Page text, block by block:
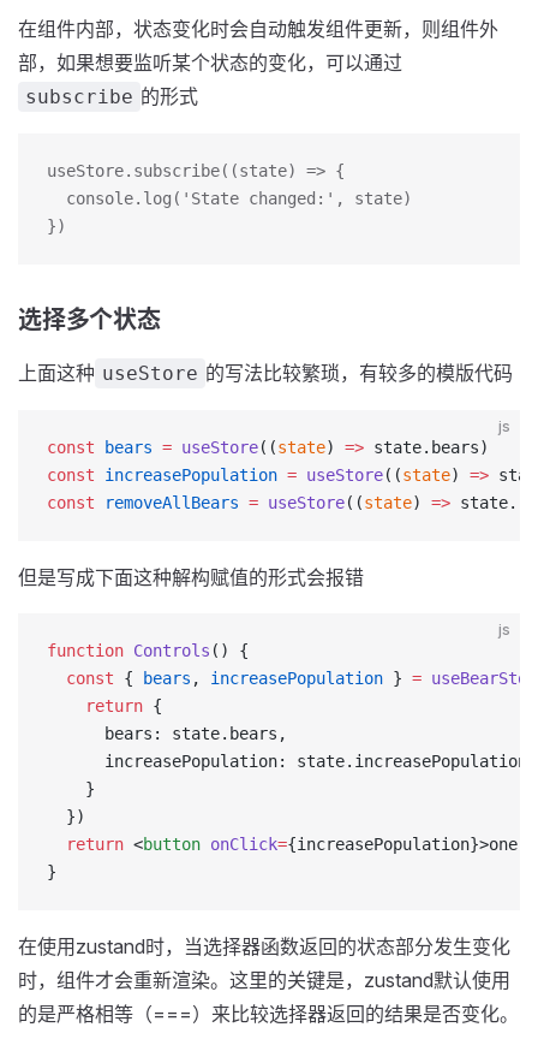
在组件内部，状态变化时会自动触发组件更新，则组件外
部，如果想要监听某个状态的变化，可以通过
subscribe 的形式
useStore.subscribe((state) => {
  console.log('State changed:', state)
})
选择多个状态
上面这种 useStore 的写法比较繁琐，有较多的模版代码
js
const bears = useStore((state) => state.bears)
const increasePopulation = useStore((state) =>
const removeAllBears = useStore((state) =>
但是写成下面这种解构赋值的形式会报错
js
function Controls () {
  const
{ bears , increasePopulation } =
    return
{
      bears: state.bears,
      increasePopulation: state.increasePopulation
    }
  })
  return
<button onClick={increasePopulation}>one
}
在使用zustand时，当选择器函数返回的状态部分发生变化
时，组件才会重新渲染。这里的关键是，zustand默认使用
的是严格相等（===）来比较选择器返回的结果是否变化。